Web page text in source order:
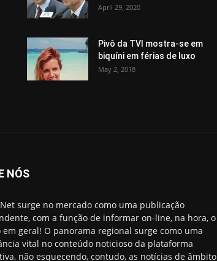
April 29, 2020
Pivô da TVI mostra-se em
biquíni em férias de luxo
May 2, 2018
NÓS
surge no mercado como uma publicação
com a função de informar on-line, na hora, o
geral! O panorama regional surge como uma
vital no conteúdo noticioso da plataforma
não esquecendo, contudo, as notícias de âmbito